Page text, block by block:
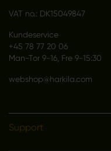
VAT no.: DK15049847
Kundeservice
+45 78 77 20 06
Man-Tor 9-16, Fre 9-15:30
webshop@harkila.com
Support